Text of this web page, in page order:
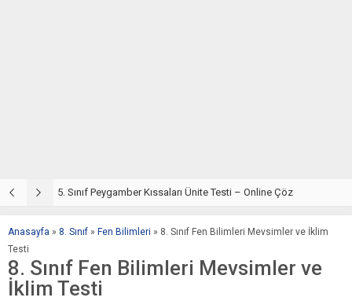
5. Sınıf Peygamber Kıssaları Ünite Testi – Online Çöz
Anasayfa » 8. Sınıf » Fen Bilimleri » 8. Sınıf Fen Bilimleri Mevsimler ve İklim
Testi
8. Sınıf Fen Bilimleri Mevsimler ve
İklim Testi